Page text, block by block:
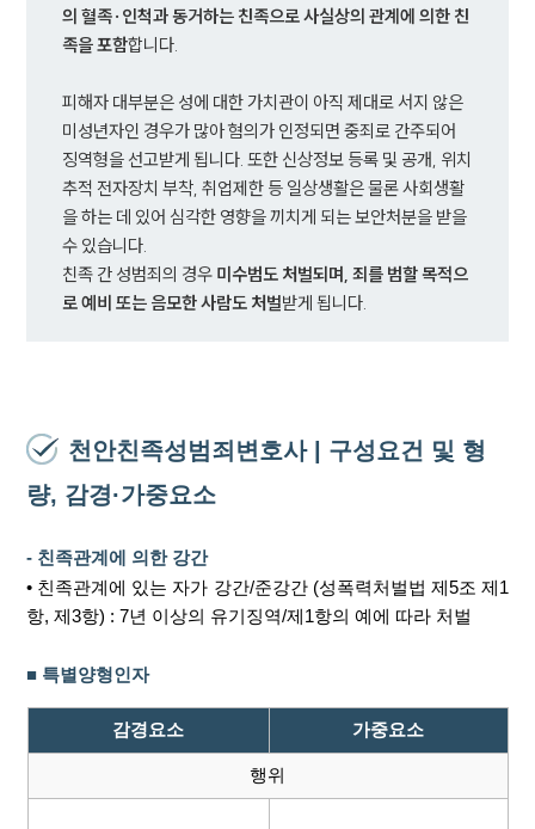
의 혈족·인척과 동거하는 친족으로 사실상의 관계에 의한 친
족을 포함
피해자 대부분은 성에 대한 가치관이 아직 제대로 서지 않은
미성년자인 경우가 많아 혐의가 인정되면 중죄로 간주되어
징역형을 선고받게 됩니다. 또한 신상정보 등록 및 공개, 위치
추적 전자장치 부착, 취업제한 등 일상생활은 물론 사회생활
을 하는 데 있어 심각한 영향을 끼치게 되는 보안처분을 받을
수 있습니다.
친족 간 성범죄의 경우 미수범도 처벌되며, 죄를 범할 목적으
로 예비 또는 음모한 사람도 처벌받게 됩니다.
천안친족성범죄변호사 | 구성요건 및 형
량, 감경·가중요소
- 친족관계에 의한 강간
• 친족관계에 있는 자가 강간/준강간 (성폭력처벌법 제5조 제1
항, 제3항) : 7년 이상의 유기징역/제1항의 예에 따라 처벌
■ 특별양형인자
감경요소 가중요소
행위